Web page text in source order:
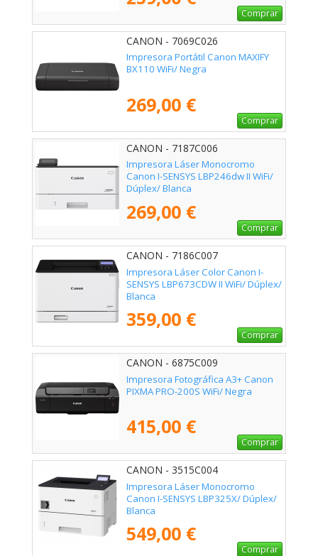
Comprar
CANON - 7069C026
Impresora Portátil Canon MAXIFY
BX110 WiFi/ Negra
269,00 €
Comprar
CANON - 7187C006
Impresora Láser Monocromo
Canon I-SENSYS LBP246dw II WiFi/
Dúplex/ Blanca
269,00 €
Comprar
CANON - 7186C007
Impresora Láser Color Canon I-
SENSYS LBP673CDW II WiFi/ Dúplex/
Blanca
359,00 €
Comprar
CANON - 6875C009
Impresora Fotográfica A3+ Canon
PIXMA PRO-200S WiFi/ Negra
415,00 €
Comprar
CANON - 3515C004
Impresora Láser Monocromo
Canon I-SENSYS LBP325X/ Dúplex/
Blanca
549,00 €
Comprar